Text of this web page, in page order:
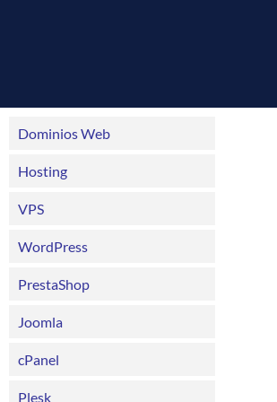
Dominios Web
Hosting
VPS
WordPress
PrestaShop
Joomla
cPanel
Plesk